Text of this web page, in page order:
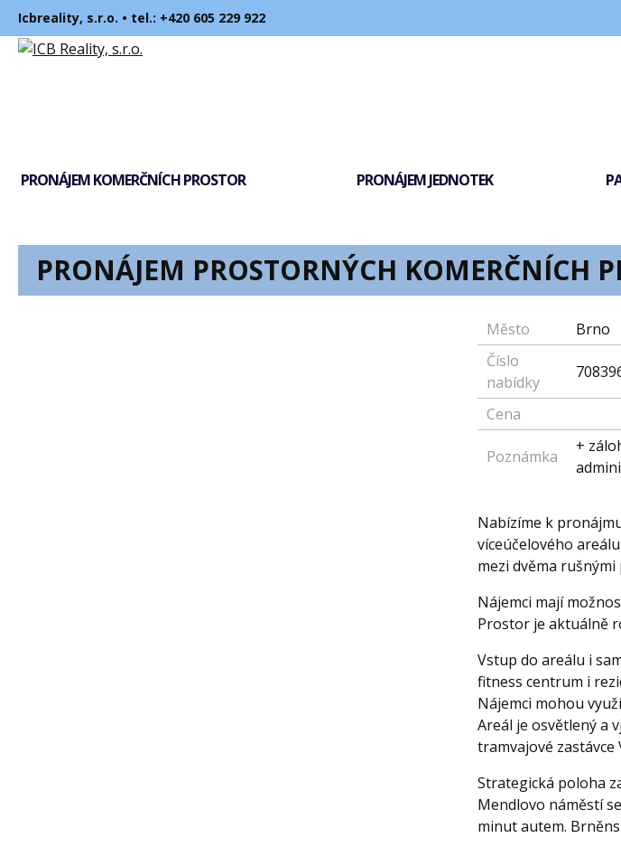
Icbreality, s.r.o. • tel.: +420 605 229 922
PRONÁJEM KOMERČNÍCH PROSTOR PRONÁJEM JEDNOTEK
PRONÁJEM PROSTORNÝCH KOMERČNÍCH
Město
Brno
Číslo
nabídky
Cena
Poznámka
+
Nabízíme k
víceúčelového
mezi dvěma
Nájemci mají
Prostor je aktuálně
Vstup do areálu i
fitness centrum i
Nájemci mohou
Areál je osvětlený a
tramvajové zastávce
Strategická poloha
Mendlovo náměstí
minut autem.